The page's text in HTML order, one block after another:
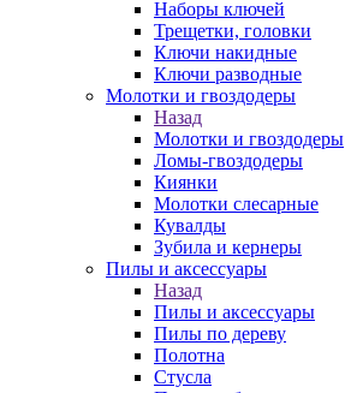
Наборы ключей
Трещетки, головки
Ключи накидные
Ключи разводные
Молотки и гвоздодеры
Назад
Молотки и гвоздодеры
Ломы-гвоздодеры
Киянки
Молотки слесарные
Кувалды
Зубила и кернеры
Пилы и аксессуары
Назад
Пилы и аксессуары
Пилы по дереву
Полотна
Стусла